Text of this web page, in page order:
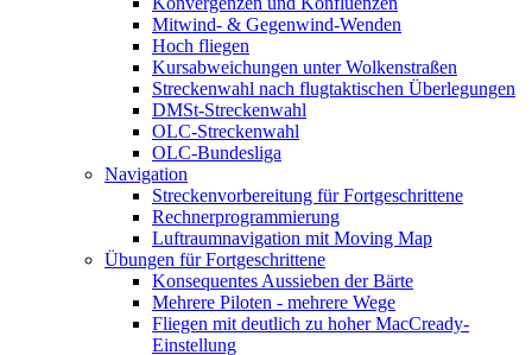
Mitwind- & Gegenwind-Wenden
Hoch fliegen
Kursabweichungen unter Wolkenstraßen
Streckenwahl nach flugtaktischen Überlegungen
DMSt-Streckenwahl
OLC-Streckenwahl
OLC-Bundesliga
Navigation
Streckenvorbereitung für Fortgeschrittene
Rechnerprogrammierung
Luftraumnavigation mit Moving Map
Übungen für Fortgeschrittene
Konsequentes Aussieben der Bärte
Mehrere Piloten - mehrere Wege
Fliegen mit deutlich zu hoher MacCready-
Einstellung